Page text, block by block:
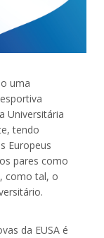
uma
Universitária
tendo
Europeus
pares como
como tal, o
da EUSA é